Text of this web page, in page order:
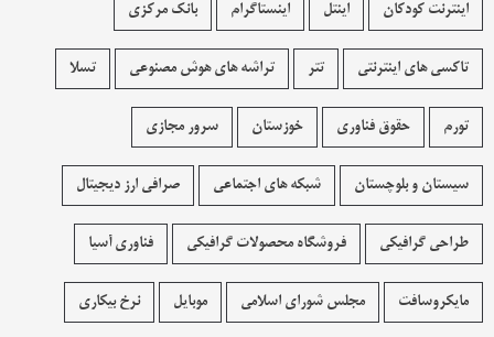
اینترنت کودکان اینتل اینستاگرام بانک مرکزی
تاکسی های اینترنتی تتر تراشه های هوش مصنوعی تسلا
تورم حقوق فناوری خوزستان سرور مجازی
سیستان و بلوچستان شبکه های اجتماعی صرافی ارز دیجیتال
طراحی گرافیکی فروشگاه محصولات گرافيکی فناوری آسیا
مایکروسافت مجلس شورای اسلامی موبایل نرخ بیکاری